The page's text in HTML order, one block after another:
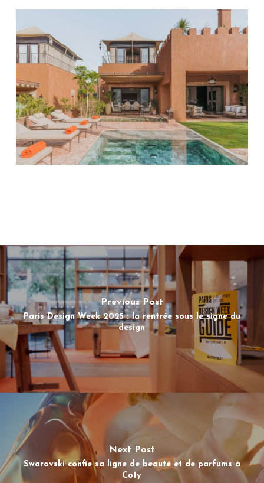
Previous Post
Paris Design Week 2025 : la rentrée sous le signe du
design
Next Post
Swarovski confie sa ligne de beauté et de parfums à
Coty